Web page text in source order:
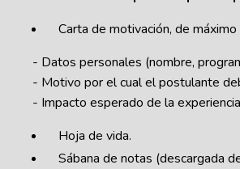
Carta de motivación, de
- Datos personales (nombre,
- Motivo por el cual el postulante
- Impacto esperado de la
Hoja de vida.
Sábana de notas (descargada